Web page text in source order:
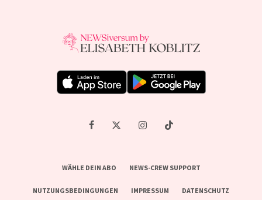
WÄHLE DEIN ABO NEWS-CREW SUPPORT
NUTZUNGSBEDINGUNGEN IMPRESSUM DATENSCHUTZ